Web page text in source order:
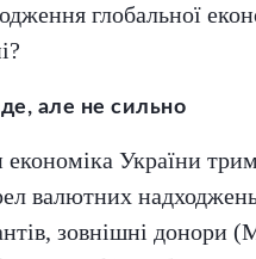
глобальної
але не сильно
України
валютних
зовнішні